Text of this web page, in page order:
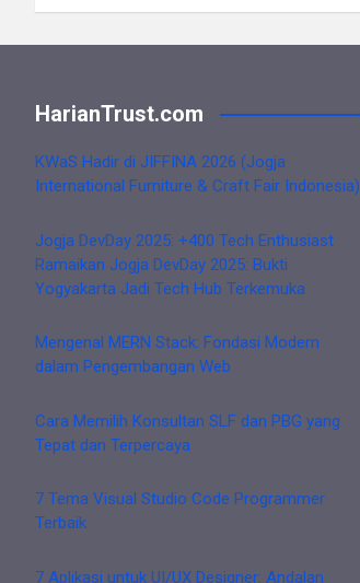
HarianTrust.com
KWaS Hadir di JIFFINA 2026 (Jogja
International Furniture & Craft Fair Indonesia)
Jogja DevDay 2025: +400 Tech Enthusiast
Ramaikan Jogja DevDay 2025: Bukti
Yogyakarta Jadi Tech Hub Terkemuka
Mengenal MERN Stack: Fondasi Modern
dalam Pengembangan Web
Cara Memilih Konsultan SLF dan PBG yang
Tepat dan Terpercaya
7 Tema Visual Studio Code Programmer
Terbaik
7 Aplikasi untuk UI/UX Designer: Andalan